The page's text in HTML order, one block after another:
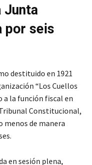
Junta
por seis
destituido en 1921
“Los Cuellos
a la función fiscal en
Constitucional,
menos de manera
en sesión plena,